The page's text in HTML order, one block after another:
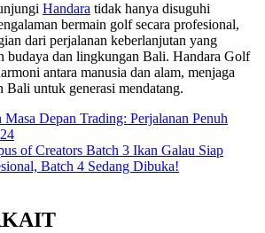
Handara tidak hanya disuguhi
bermain golf secara profesional,
dari perjalanan keberlanjutan yang
budaya dan lingkungan Bali. Handara Golf
antara manusia dan alam, menjaga
Bali untuk generasi mendatang.
Masa Depan Trading: Perjalanan Penuh
of Creators Batch 3 Ikan Galau Siap
Batch 4 Sedang Dibuka!